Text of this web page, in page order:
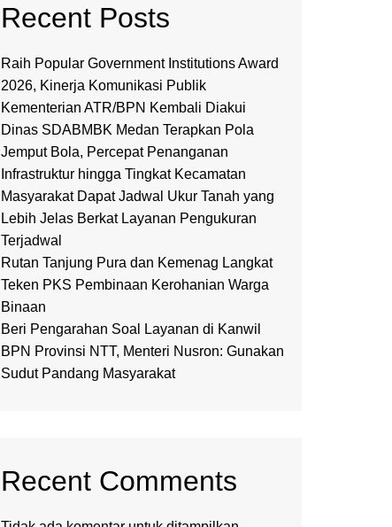
Recent Posts
Raih Popular Government Institutions Award
2026, Kinerja Komunikasi Publik
Kementerian ATR/BPN Kembali Diakui
Dinas SDABMBK Medan Terapkan Pola
Jemput Bola, Percepat Penanganan
Infrastruktur hingga Tingkat Kecamatan
Masyarakat Dapat Jadwal Ukur Tanah yang
Lebih Jelas Berkat Layanan Pengukuran
Terjadwal
Rutan Tanjung Pura dan Kemenag Langkat
Teken PKS Pembinaan Kerohanian Warga
Binaan
Beri Pengarahan Soal Layanan di Kanwil
BPN Provinsi NTT, Menteri Nusron: Gunakan
Sudut Pandang Masyarakat
Recent Comments